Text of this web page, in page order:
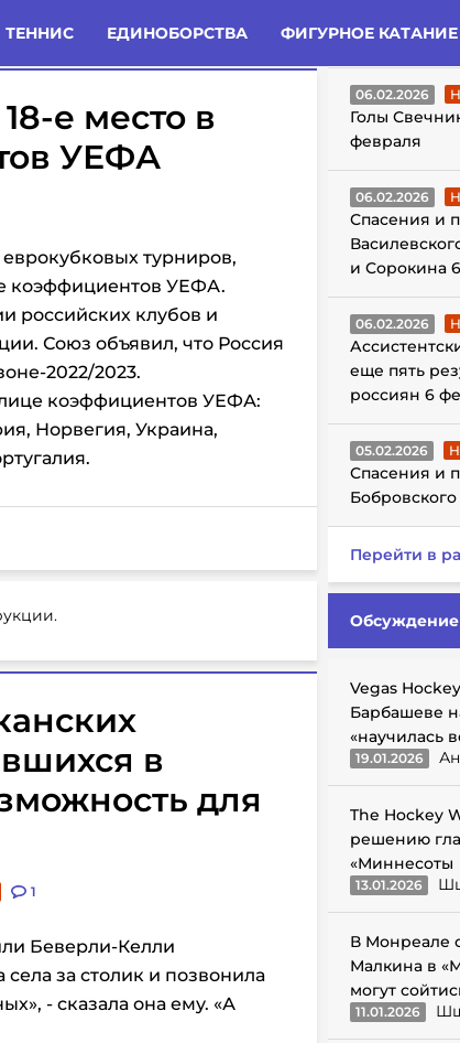
ТЕННИС ЕДИНОБОРСТВА ФИГУРНОЕ КАТАНИЕ
Новости
е место в
УЕФА
турниров,
коэффициентов УЕФА.
российских клубов и
Союз объявил, что Россия
2022/2023.
коэффициентов УЕФА:
Норвегия, Украина,
в
для
1
Беверли-Келли
за столик и позвонила
- сказала она ему. «А
ГОЛЫ С
06.02.2026
Голы
февраля
06.02.2026
Спасения и
и Сорокина
06.02.2026
еще пять
россиян 6
05.02.2026
Спасения и
Перейти в
Обсуждение
Vegas
Барбашеве
«научилась
19.01.2026
The Hockey
решению
«Миннесоты
13.01.2026
В Монреале
Малкина в
могут
11.01.2026